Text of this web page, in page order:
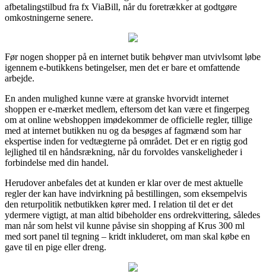
afbetalingstilbud fra fx ViaBill, når du foretrækker at godtgøre
omkostningerne senere.
Før nogen shopper på en internet butik behøver man utvivlsomt løbe
igennem e-butikkens betingelser, men det er bare et omfattende
arbejde.
En anden mulighed kunne være at granske hvorvidt internet
shoppen er e-mærket medlem, eftersom det kan være et fingerpeg
om at online webshoppen imødekommer de officielle regler, tillige
med at internet butikken nu og da besøges af fagmænd som har
ekspertise inden for vedtægterne på området. Det er en rigtig god
lejlighed til en håndsrækning, når du forvoldes vanskeligheder i
forbindelse med din handel.
Herudover anbefales det at kunden er klar over de mest aktuelle
regler der kan have indvirkning på bestillingen, som eksempelvis
den returpolitik netbutikken kører med. I relation til det er det
ydermere vigtigt, at man altid bibeholder ens ordrekvittering, således
man når som helst vil kunne påvise sin shopping af Krus 300 ml
med sort panel til tegning – kridt inkluderet, om man skal købe en
gave til en pige eller dreng.